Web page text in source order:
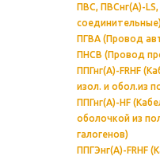
ПВС, ПВСнг(А)-
ПГВА (Провод
ПНСВ (Провод
ППГнг(А)-FRHF
изол. и обол.из
ППГнг(А)-HF
оболочкой из
галогенов)
ППГЭнг(А)-FRHF